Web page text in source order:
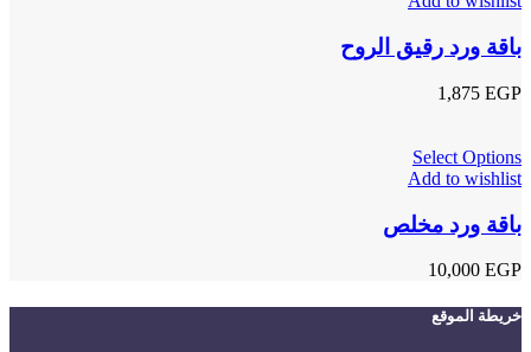
باقة ورد رقيق الروح
1,875 EGP
Select Options
Add to wishlist
باقة ورد مخلص
10,000 EGP
خريطة الموقع